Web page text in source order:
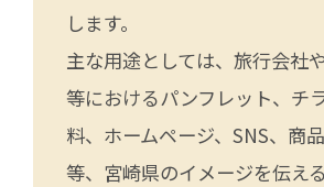
します。
主な用途としては、旅行会社
等におけるパンフレット、チ
料、ホームページ、SNS、商
等、宮崎県のイメージを伝え